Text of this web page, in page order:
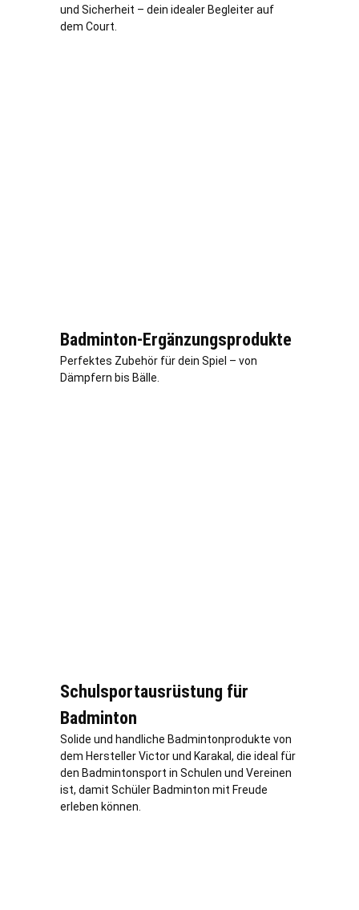
und Sicherheit – dein idealer Begleiter auf
dem Court.
Badminton-Ergänzungsprodukte
Perfektes Zubehör für dein Spiel – von
Dämpfern bis Bälle.
Schulsportausrüstung für
Badminton
Solide und handliche Badmintonprodukte von
dem Hersteller Victor und Karakal, die ideal für
den Badmintonsport in Schulen und Vereinen
ist, damit Schüler Badminton mit Freude
erleben können.